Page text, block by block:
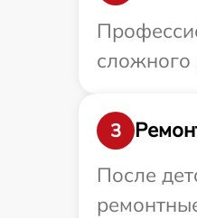
сложного
3
После